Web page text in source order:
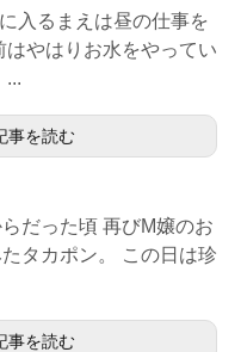
入るまえは昼の仕事を
はやはりお水をやってい
...
事を読む
だった頃 再びM嬢のお
タカポン。 この日は珍
事を読む